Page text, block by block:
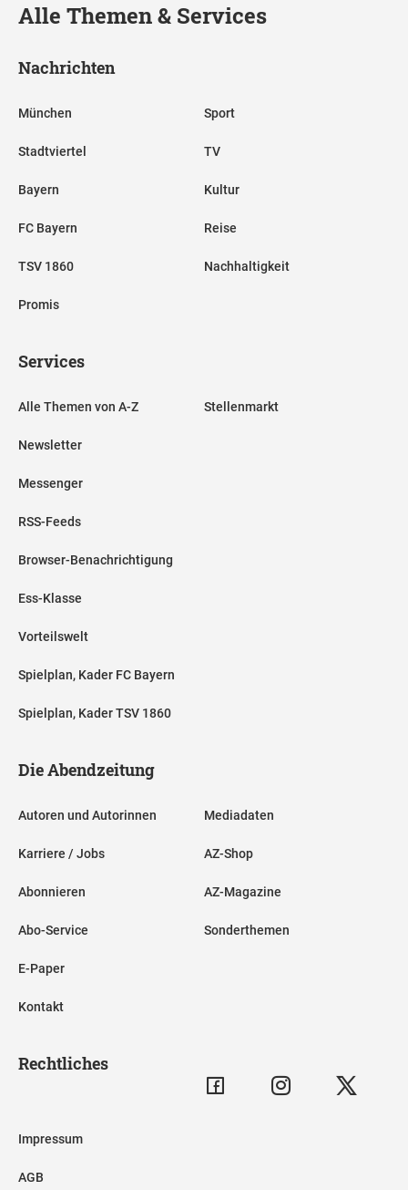
Alle Themen & Services
Nachrichten
München
Stadtviertel
Bayern
FC Bayern
TSV 1860
Promis
Sport
TV
Kultur
Reise
Nachhaltigkeit
Services
Alle Themen von A-Z
Newsletter
Messenger
RSS-Feeds
Browser-Benachrichtigung
Ess-Klasse
Vorteilswelt
Spielplan, Kader FC Bayern
Spielplan, Kader TSV 1860
Stellenmarkt
Die Abendzeitung
Autoren und Autorinnen
Karriere / Jobs
Abonnieren
Abo-Service
E-Paper
Kontakt
Mediadaten
AZ-Shop
AZ-Magazine
Sonderthemen
Rechtliches
Impressum
AGB